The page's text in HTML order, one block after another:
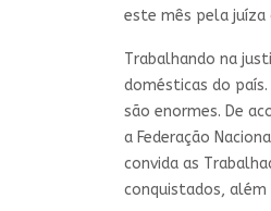
este mês pela juíza
Trabalhando na
domésticas do
são enormes. De
a Federação
convida as
conquistados, além